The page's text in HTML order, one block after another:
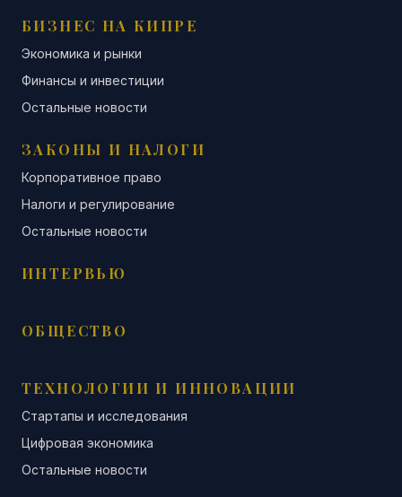
БИЗНЕС НА КИПРЕ
Экономика и рынки
Финансы и инвестиции
Остальные новости
ЗАКОНЫ И НАЛОГИ
Корпоративное право
Налоги и регулирование
Остальные новости
ИНТЕРВЬЮ
ОБЩЕСТВО
ТЕХНОЛОГИИ И ИННОВАЦИИ
Стартапы и исследования
Цифровая экономика
Остальные новости